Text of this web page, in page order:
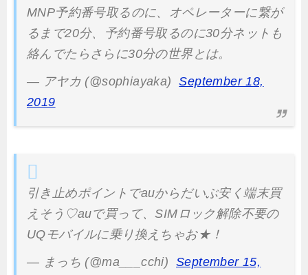
MNP予約番号取るのに、オペレーターに繋が
るまで20分、予約番号取るのに30分ネットも
絡んでたらさらに30分の世界とは。
— アヤカ (@sophiayaka)
September 18,
2019
引き止めポイントでauからだいぶ安く端末買
えそう♡auで買って、SIMロック解除不要の
UQモバイルに乗り換えちゃお★！
— まっち (@ma___cchi) September 15,